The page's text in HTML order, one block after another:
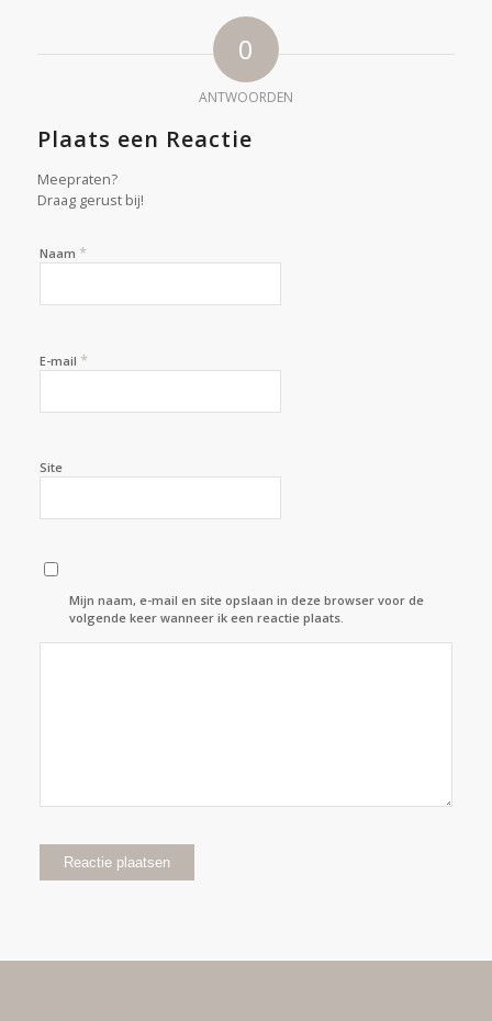
0
ANTWOORDEN
Plaats een Reactie
Meepraten?
Draag gerust bij!
Naam *
E-mail *
Site
Mijn naam, e-mail en site opslaan in deze browser voor de
volgende keer wanneer ik een reactie plaats.